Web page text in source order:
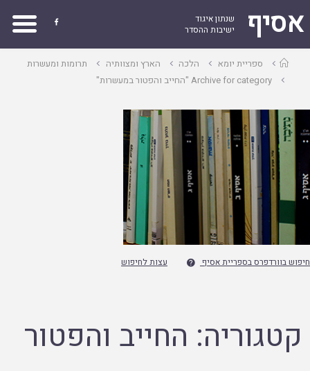
אסיף
שנתון איגוד
ישיבות ההסדר

עמוד
ראשי
ספריית יומא הלכה הארץ ומצוותיה
תרומות ומעשרות
Archive for category "החייב והפטור במעשרות"
חיפוש בוורדפרס בספריית אסיף  עצות לחיפוש
קטגוריה: החייב והפטור